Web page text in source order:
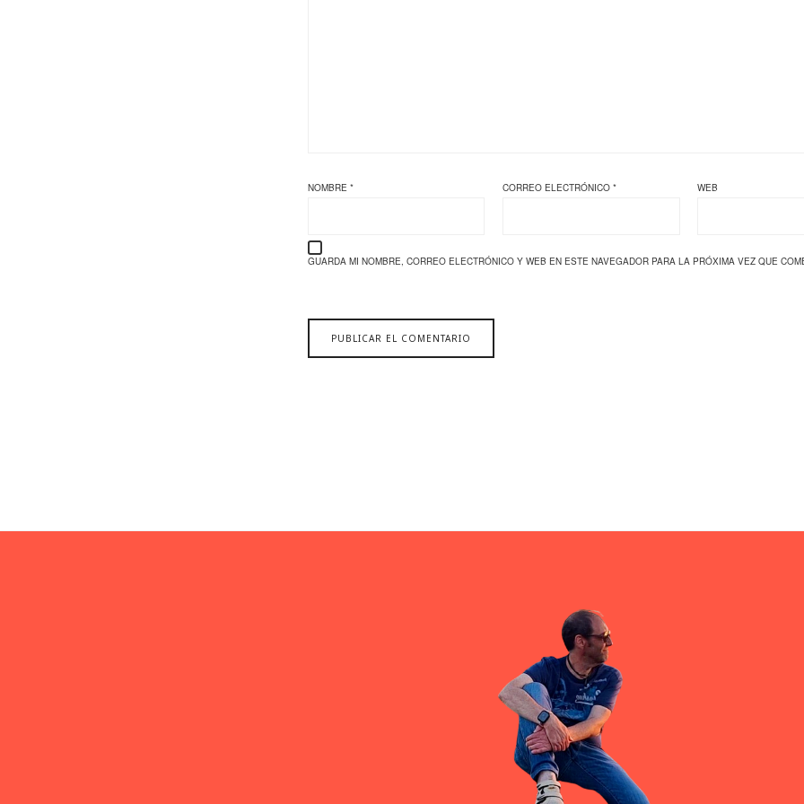
NOMBRE * CORREO ELECTRÓNICO* WEB
GUARDA MI NOMBRE, CORREO ELECTRÓNICO Y WEB EN ESTE NAVEGADOR PARA LA PRÓXIMA VEZ QUE